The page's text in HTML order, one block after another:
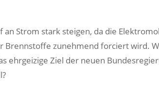
an Strom stark steigen, da die
Brennstoffe zunehmend forciert wird.
ehrgeizige Ziel der neuen